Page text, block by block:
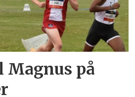
Magnus på